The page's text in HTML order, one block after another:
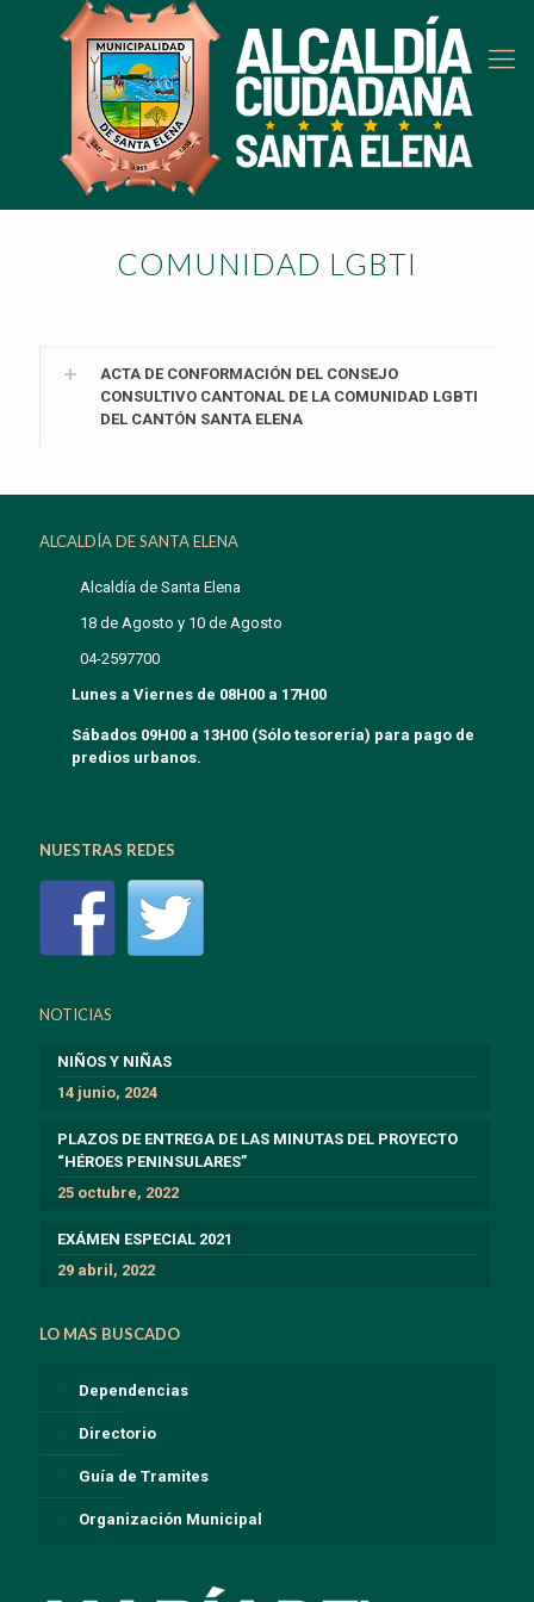
COMUNIDAD LGBTI
ACTA DE CONFORMACIÓN DEL CONSEJO
CONSULTIVO CANTONAL DE LA COMUNIDAD LGBTI
DEL CANTÓN SANTA ELENA
ALCALDÍA DE SANTA ELENA
Alcaldía de Santa Elena
18 de Agosto y 10 de Agosto
04-2597700
Lunes a Viernes de 08H00 a 17H00
Sábados 09H00 a 13H00 (Sólo tesorería) para pago de
predios urbanos.
NUESTRAS REDES
NOTICIAS
NIÑOS Y NIÑAS
14 junio, 2024
PLAZOS DE ENTREGA DE LAS MINUTAS DEL PROYECTO
“HÉROES PENINSULARES”
25 octubre, 2022
EXÁMEN ESPECIAL 2021
29 abril, 2022
LO MAS BUSCADO
Dependencias
Directorio
Guía de Tramites
Organización Municipal